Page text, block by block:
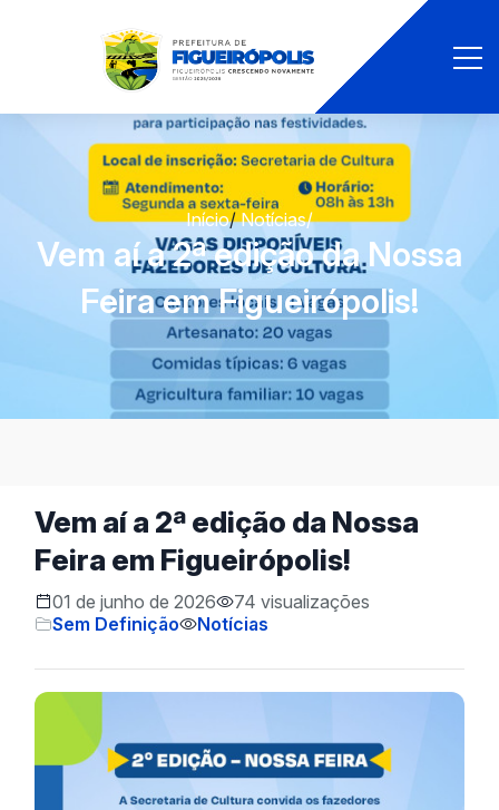
Início/Notícias/
Vem aí a 2ª edição da Nossa
Feira em Figueirópolis!
Vem aí a 2ª edição da Nossa
Feira em Figueirópolis!
01 de junho de 2026
74 visualizações
Sem Definição
Notícias